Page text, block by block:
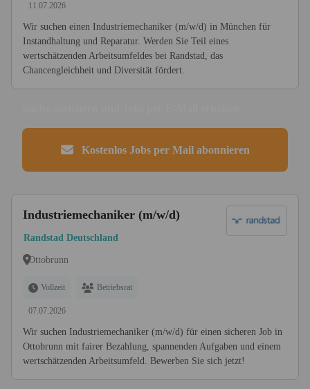
11.07.2026
Wir suchen einen Industriemechaniker (m/w/d) in München für
Instandhaltung und Reparatur. Werden Sie Teil eines
wertschätzenden Arbeitsumfeldes bei Randstad, das
Chancengleichheit und Diversität fördert.
Kostenlos Jobs per Mail abonnieren
Industriemechaniker (m/w/d)
Randstad Deutschland
Ottobrunn
Vollzeit Betriebsrat
07.07.2026
Wir suchen Industriemechaniker (m/w/d) für einen sicheren Job in
Ottobrunn mit fairer Bezahlung, spannenden Aufgaben und einem
wertschätzenden Arbeitsumfeld. Bewerben Sie sich jetzt!